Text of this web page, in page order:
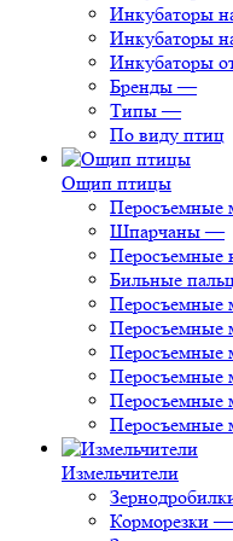
Инкубаторы
Инкубаторы
Инкубаторы
Бренды —
Типы —
По виду птиц
Ощип птицы
Шпарчаны —
Перосъемные
Бильные
Перосъемные
Перосъемные
Перосъемные
Перосъемные
Перосъемные
Перосъемные
Измельчители
Корморезки —